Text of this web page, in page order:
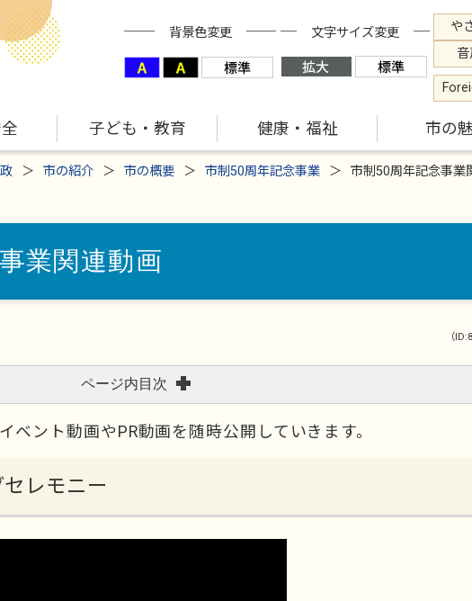
背景色変更 文字サイズ変更
や
子ども・教育 健康・福祉 市の
市の紹介 市の概要 市制50周年記念事業 市制50周年記念事業
業関連動画
（
ページ内目次
ベント動画やPR動画を随時公開していきます。
レモニー